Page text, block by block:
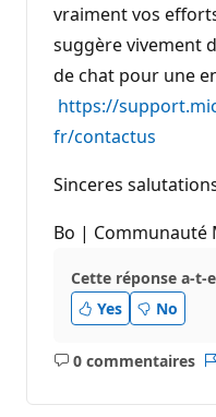
vraiment vos
suggère vivement
de chat pour une
https://
fr/contactus
Sinceres
Bo | Communauté
Cette réponse a-t-
Yes
No
0 commentaires
Aucun